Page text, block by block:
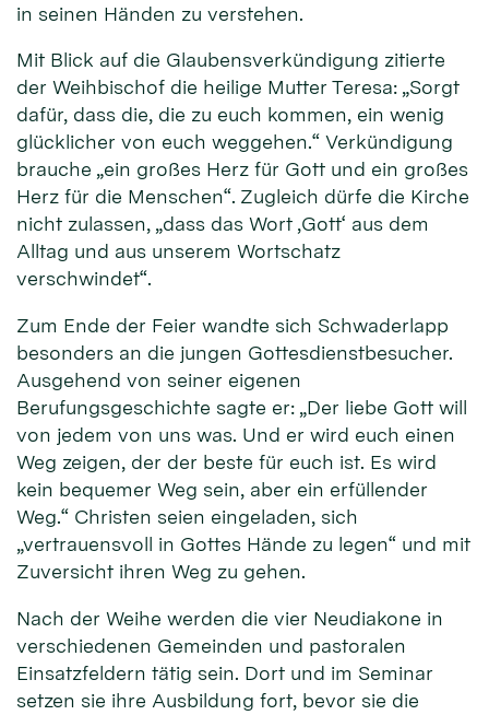
in seinen Händen zu verstehen.
Mit Blick auf die Glaubensverkündigung zitierte
der Weihbischof die heilige Mutter Teresa: „Sorgt
dafür, dass die, die zu euch kommen, ein wenig
glücklicher von euch weggehen.“ Verkündigung
brauche „ein großes Herz für Gott und ein großes
Herz für die Menschen“. Zugleich dürfe die Kirche
nicht zulassen, „dass das Wort ‚Gott‘ aus dem
Alltag und aus unserem Wortschatz
verschwindet“.
Zum Ende der Feier wandte sich Schwaderlapp
besonders an die jungen Gottesdienstbesucher.
Ausgehend von seiner eigenen
Berufungsgeschichte sagte er: „Der liebe Gott will
von jedem von uns was. Und er wird euch einen
Weg zeigen, der der beste für euch ist. Es wird
kein bequemer Weg sein, aber ein erfüllender
Weg.“ Christen seien eingeladen, sich
„vertrauensvoll in Gottes Hände zu legen“ und mit
Zuversicht ihren Weg zu gehen.
Nach der Weihe werden die vier Neudiakone in
verschiedenen Gemeinden und pastoralen
Einsatzfeldern tätig sein. Dort und im Seminar
setzen sie ihre Ausbildung fort, bevor sie die